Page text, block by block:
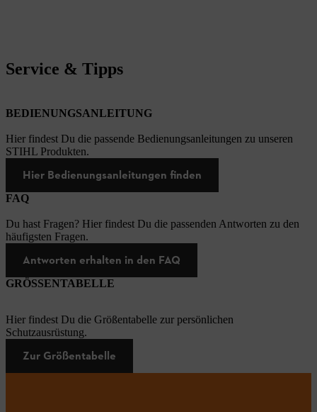
Service & Tipps
BEDIENUNGSANLEITUNG
Hier findest Du die passende Bedienungsanleitungen zu unseren
STIHL Produkten.
Hier Bedienungsanleitungen finden
FAQ
Du hast Fragen? Hier findest Du die passenden Antworten zu den
häufigsten Fragen.
Antworten erhalten in den FAQ
GRÖSSENTABELLE
Hier findest Du die Größentabelle zur persönlichen
Schutzausrüstung.
Zur Größentabelle